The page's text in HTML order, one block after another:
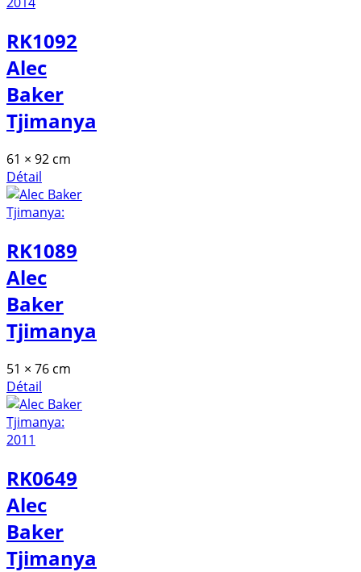
RK1092
Alec
Baker
Tjimanya
61 × 92 cm
Détail
RK1089
Alec
Baker
Tjimanya
51 × 76 cm
Détail
RK0649
Alec
Baker
Tjimanya